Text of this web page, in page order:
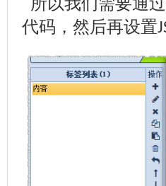
所以我们需要通
代码，然后再设置